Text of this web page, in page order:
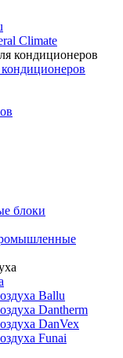
Climate
блоки
Ballu
Dantherm
DanVex
Funai